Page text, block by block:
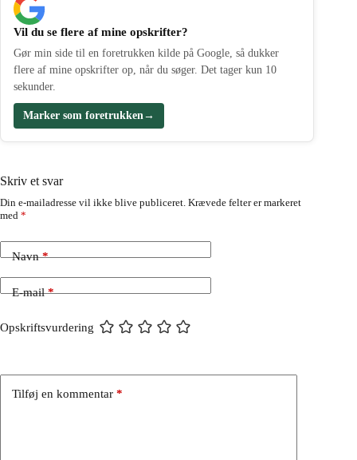
Vil du se flere af mine opskrifter?
Gør min side til en foretrukken kilde på Google, så dukker
flere af mine opskrifter op, når du søger. Det tager kun 10
sekunder.
Marker som foretrukken →
Skriv et svar
Din e-mailadresse vil ikke blive publiceret. Krævede felter er markeret
med *
Navn*
E-mail*
Opskriftsvurdering
Tilføj en kommentar *